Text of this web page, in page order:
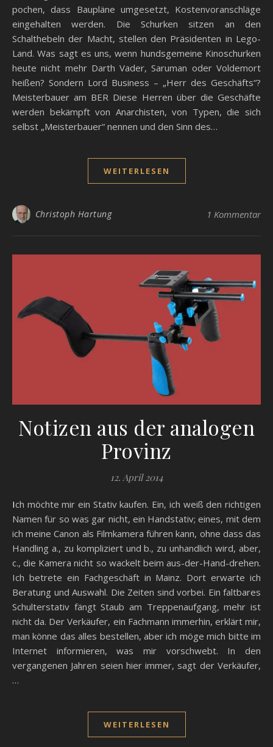
pochen, dass Baupläne umgesetzt, Kostenvoranschläge
eingehalten werden. Die Schurken sitzen an den
Schalthebeln der Macht, stellen den Präsidenten in Lego-
Land. Was sagt es uns, wenn hundsgemeine Kinoschurken
heute nicht mehr Darth Vader, Saruman oder Voldemort
heißen? Sondern Lord Business – „Herr des Geschäfts“?
Meisterbauer am BER Diese Herren über die Geschäfte
werden bekämpft von Anarchisten, von Typen, die sich
selbst „Meisterbauer“ nennen und den Sinn des…
WEITERLESEN
Christoph Hartung 1 Kommentar
Notizen aus der analogen
Provinz
12. April 2014
Ich möchte mir ein Stativ kaufen. Ein, ich weiß den richtigen
Namen für so was gar nicht, ein Handstativ; eines, mit dem
ich meine Canon als Filmkamera führen kann, ohne dass das
Handling a., zu kompliziert und b., zu unhandlich wird, aber,
c., die Kamera nicht so wackelt beim aus-der-Hand-drehen.
Ich betrete ein Fachgeschäft in Mainz. Dort erwarte ich
Beratung und Auswahl. Die Zeiten sind vorbei. Ein faltbares
Schulterstativ fängt Staub am Treppenaufgang, mehr ist
nicht da. Der Verkäufer, ein Fachmann immerhin, erklärt mir,
man könne das alles bestellen, aber ich möge mich bitte im
Internet informieren, was mir vorschwebt. In den
vergangenen Jahren seien hier immer, sagt der Verkäufer,
…
WEITERLESEN